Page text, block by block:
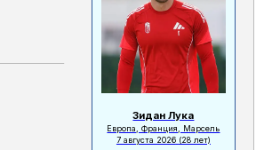
Зидан Лука
Европа, Франция, Марсель
7 августа 2026 (28 лет)